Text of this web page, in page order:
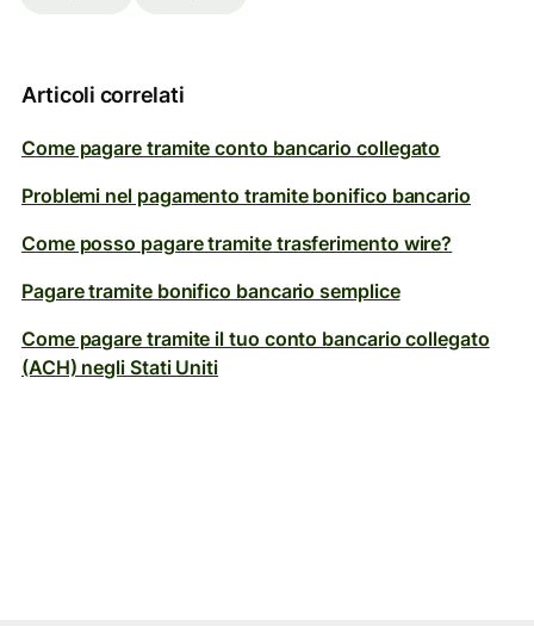
Articoli correlati
Come pagare tramite conto bancario collegato
Problemi nel pagamento tramite bonifico bancario
Come posso pagare tramite trasferimento wire?
Pagare tramite bonifico bancario semplice
Come pagare tramite il tuo conto bancario collegato
(ACH) negli Stati Uniti